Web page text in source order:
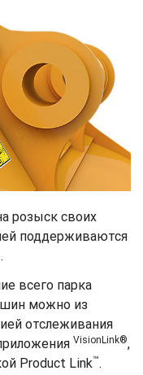
розыск своих
поддерживаются
всего парка
можно из
отслеживания
VisionLink®,
Product Link™.